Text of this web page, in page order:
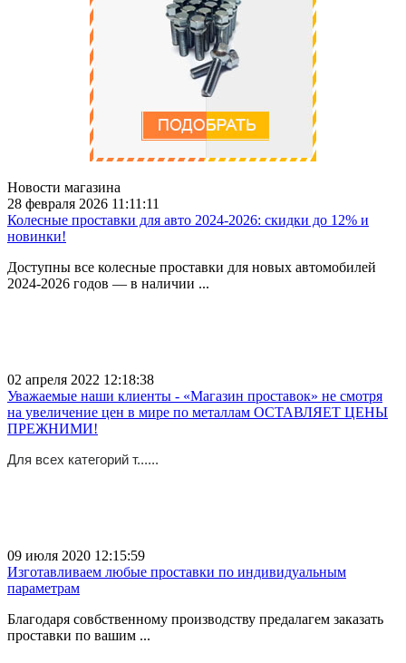
Новости магазина
28 февраля 2026 11:11:11
Колесные проставки для авто 2024-2026: скидки до 12% и
новинки!
Доступны все колесные проставки для новых автомобилей
2024-2026 годов — в наличии ...
02 апреля 2022 12:18:38
Уважаемые наши клиенты - «Магазин проставок» не смотря
на увеличение цен в мире по металлам ОСТАВЛЯЕТ ЦЕНЫ
ПРЕЖНИМИ!
Для всех категорий т......
09 июля 2020 12:15:59
Изготавливаем любые проставки по индивидуальным
параметрам
Благодаря совбственному производству предалагем заказать
проставки по вашим ...